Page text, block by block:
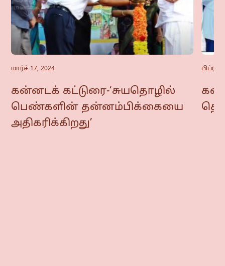
மார்ச் 17, 2024
கன்னடக் கட்டுரை-‘சுயதொழில்
பெண்களின் தன்னம்பிக்கையை
அதிகரிக்கிறது’